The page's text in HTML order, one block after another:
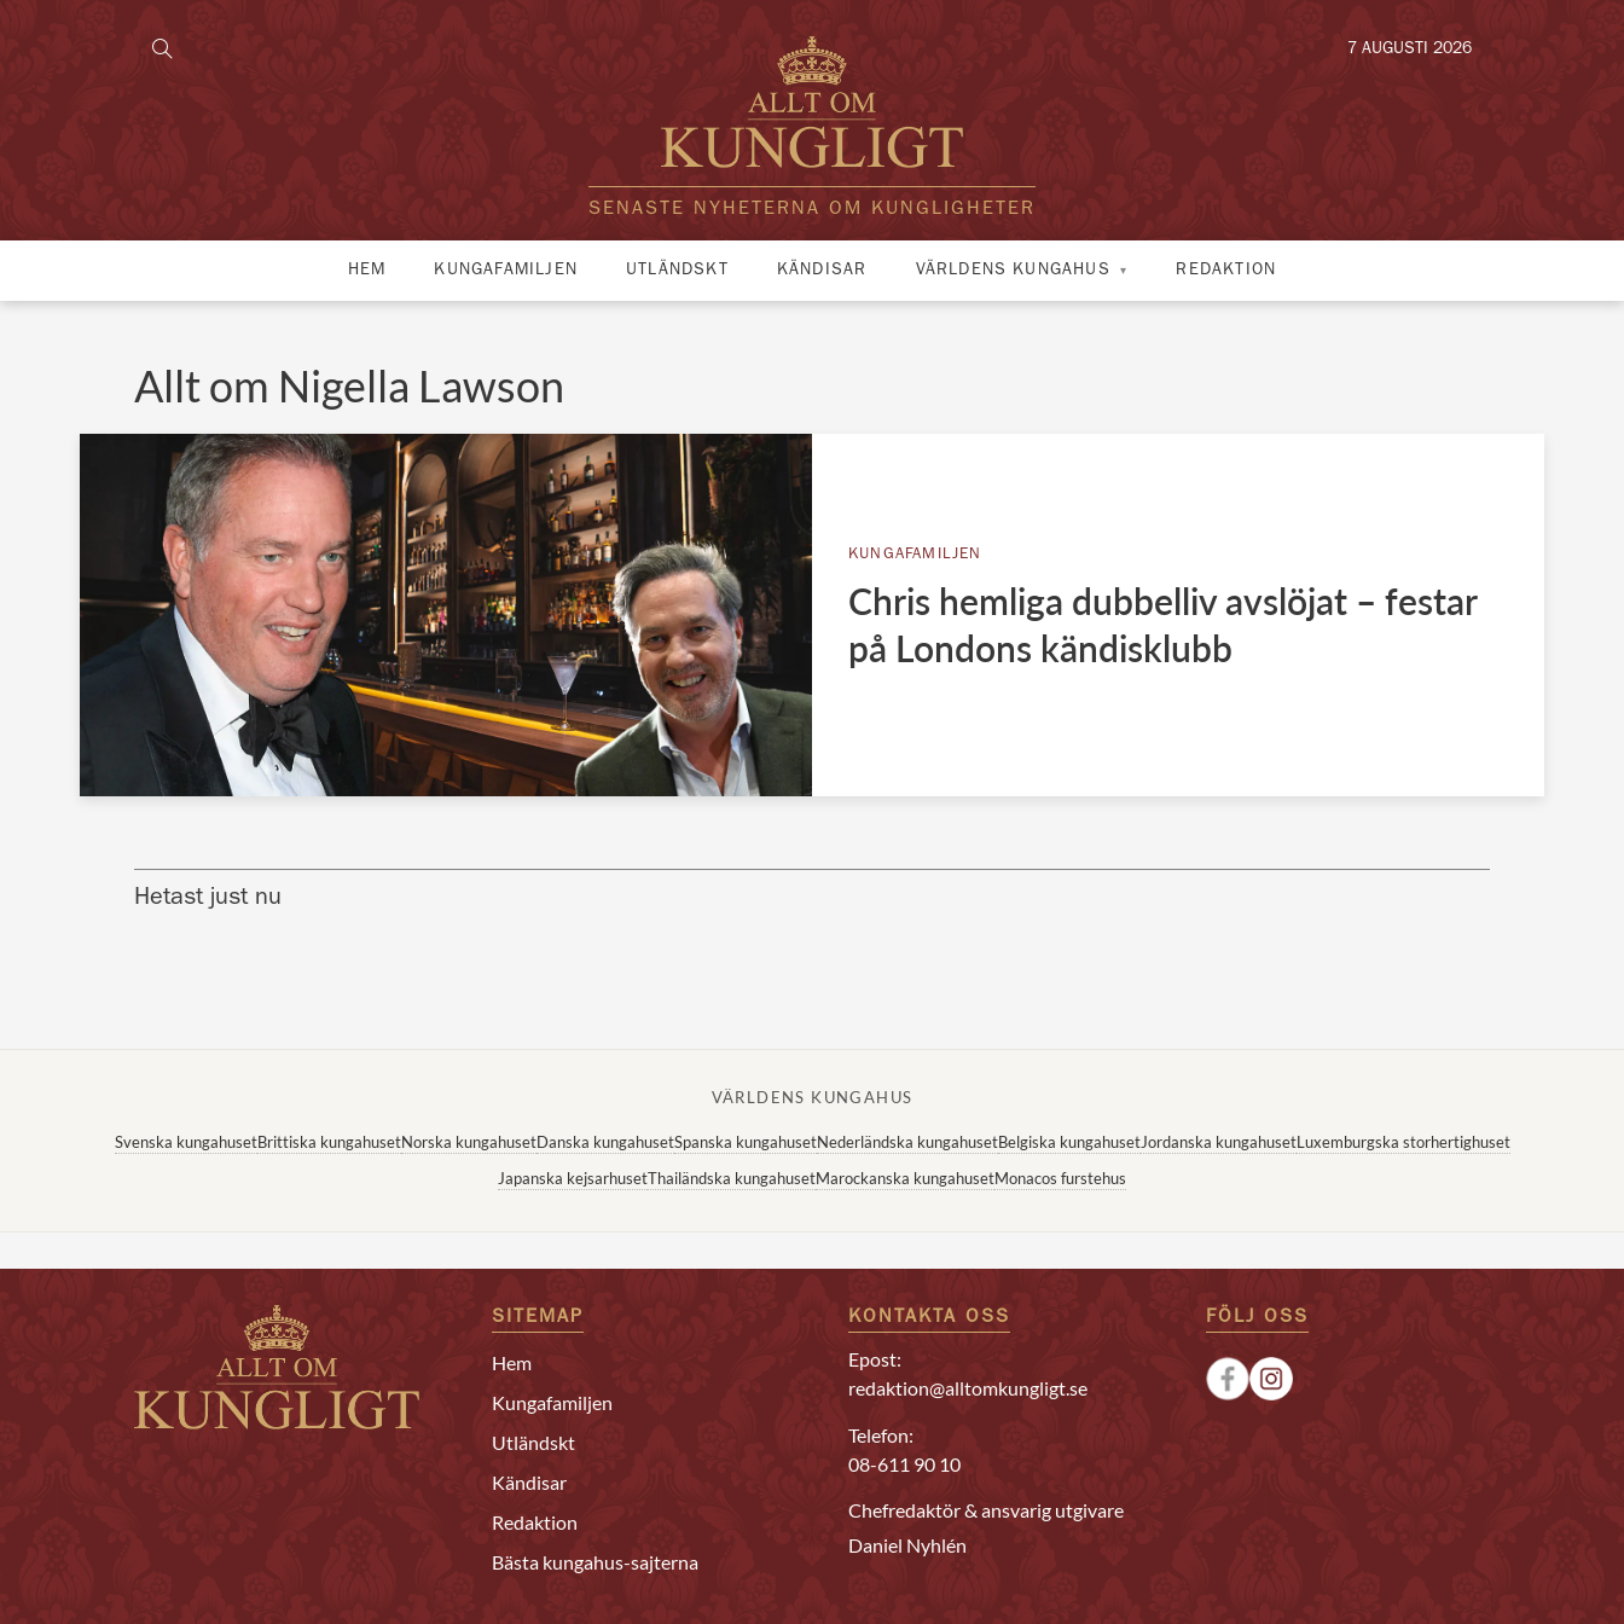
SENASTE NYHETERNA OM KUNGLIGHETER
7 AUGUSTI 2026
HEM KUNGAFAMILJEN UTLÄNDSKT KÄNDISAR VÄRLDENS KUNGAHUS REDAKTION
Allt om Nigella Lawson
KUNGAFAMILJEN
Chris hemliga dubbelliv avslöjat – festar
på Londons kändisklubb
Hetast just nu
VÄRLDENS KUNGAHUS
Svenska kungahusetBrittiska kungahusetNorska kungahusetDanska kungahusetSpanska kungahusetNederländska kungahusetBelgiska kungahusetJordanska kungahusetLuxemburgska storhertighuset
Japanska kejsarhusetThailändska kungahusetMarockanska kungahusetMonacos furstehus
SITEMAP
Hem
Kungafamiljen
Utländskt
Kändisar
Redaktion
Bästa kungahus-sajterna
KONTAKTA OSS
Epost:
redaktion@alltomkungligt.se
Telefon:
08-611 90 10
Chefredaktör & ansvarig utgivare
Daniel Nyhlén
FÖLJ OSS